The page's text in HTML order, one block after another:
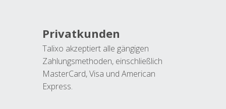
Privatkunden
Talixo akzeptiert alle gängigen
Zahlungsmethoden, einschließlich
MasterCard, Visa und American
Express.